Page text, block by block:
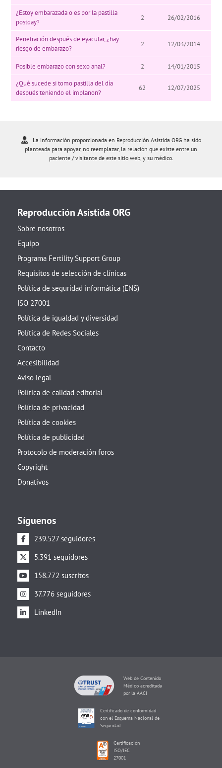
¿Estoy embarazada o es por la pastilla
postday?
2 26/02/2016
Penetración después de eyacular, ¿hay
riesgo de embarazo?
2 12/03/2014
Posible embarazo con sexo anal? 2
14/01/2015
¿Qué sucede si tomo pastilla del día
después teniendo el implanon?
62 12/07/2025
La información proporcionada en Reproducción Asistida ORG ha sido
planteada para apoyar, no reemplazar, la relación que existe entre un
paciente / visitante de este sitio web, y su médico.
Reproducción Asistida ORG
Sobre nosotros
Equipo
Programa Fertility Support Group
Requisitos de selección de clínicas
Política de seguridad informática (ENS)
ISO 27001
Política de igualdad y diversidad
Política de Redes Sociales
Contacto
Accesibilidad
Aviso legal
Política de calidad editorial
Política de privacidad
Política de cookies
Política de publicidad
Protocolo de moderación foros
Copyright
Donativos
Síguenos
239.527 seguidores
5.391 seguidores
158.772 suscritos
37.776 seguidores
LinkedIn
Web de Contenido
Médico acreditada
por la AACI
Certificado de conformidad
con el Esquema Nacional de
Seguridad
Certificación
ISO/IEC
27001